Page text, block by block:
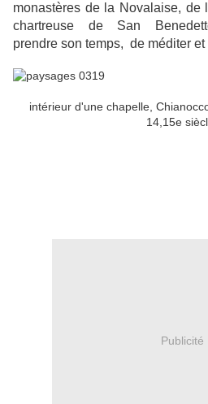
monastères de la Novalaise, de
chartreuse de San
prendre son temps, de méditer
intérieur d'une chapelle,
14,15e
Publicité